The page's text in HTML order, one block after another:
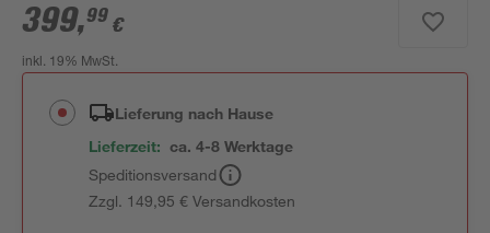
399,99 €
inkl. 19% MwSt.
Lieferung nach Hause
Lieferzeit: ca. 4-8 Werktage
Speditionsversand
Zzgl. 149,95 € Versandkosten